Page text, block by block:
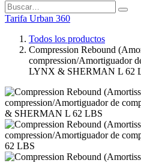
Tarifa Urban 360
Todos los productos
Compression Rebound
compression/Amortiguador
LYNX & SHERMAN L 62